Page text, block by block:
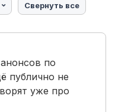
Свернуть все
по
публично не
уже про